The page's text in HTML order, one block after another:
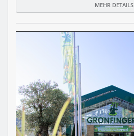
MEHR DETAILS